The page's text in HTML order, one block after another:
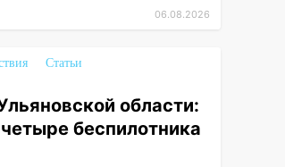
06.08.2026
Статьи
области:
беспилотника